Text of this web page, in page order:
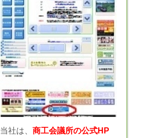
当社は、 商工会議所の公式HP